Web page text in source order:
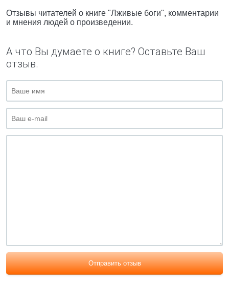
Отзывы читателей о книге "Лживые боги", комментарии
и мнения людей о произведении.
А что Вы думаете о книге? Оставьте Ваш
отзыв.
Отправить отзыв